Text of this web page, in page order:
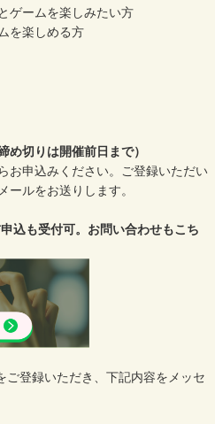
ゲームを楽しみたい方
を楽しめる方
め切りは開催前日まで）
お申込みください。ご登録いただい
ールをお送りします。
込も受付可。お問い合わせもこち
ご登録いただき、下記内容をメッセ